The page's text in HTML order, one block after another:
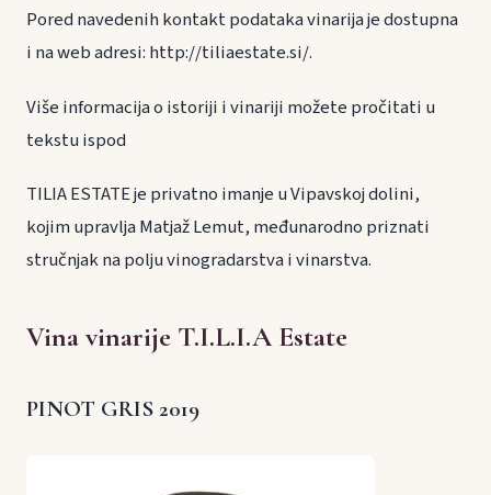
Pored navedenih kontakt podataka vinarija je dostupna
i na web adresi: http://tiliaestate.si/.
Više informacija o istoriji i vinariji možete pročitati u
tekstu ispod
TILIA ESTATE je privatno imanje u Vipavskoj dolini,
kojim upravlja Matjaž Lemut, međunarodno priznati
stručnjak na polju vinogradarstva i vinarstva.
Vina vinarije T.I.L.I.A Estate
PINOT GRIS 2019